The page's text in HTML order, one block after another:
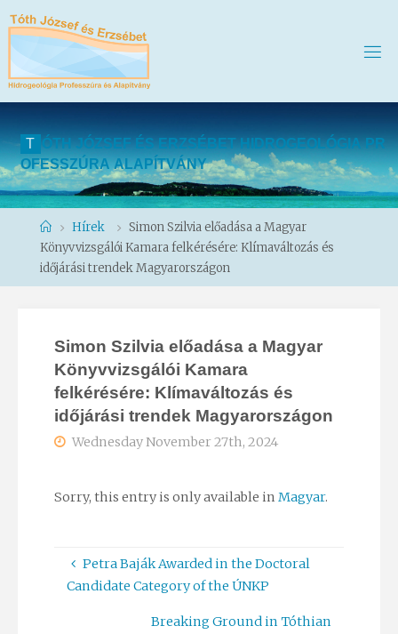
T ÓT H J ÓZS E F ÉS E RZSÉ BET H DROG EOLÓG A P R
OFESSZÚ RA ALAPÍTVÁNY
HomeHírek
Simon Szilvia előadása a Magyar
Könyvvizsgálói Kamara felkérésére: Klímaváltozás és
időjárási trendek Magyarországon
Simon Szilvia előadása a Magyar
Könyvvizsgálói Kamara
felkérésére: Klímaváltozás és
időjárási trendek Magyarországon
Wednesday November 27th, 2024
Sorry, this entry is only available in Magyar.
Petra Baják Awarded in the Doctoral
Candidate Category of the ÚNKP
Breaking Ground in Tóthian